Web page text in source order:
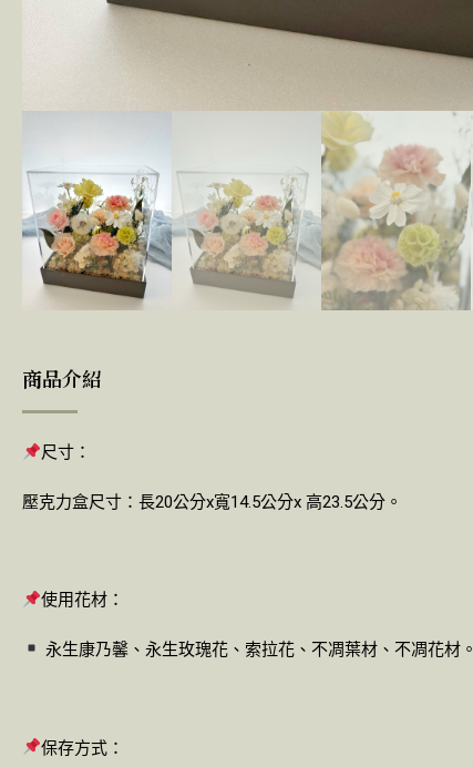
商品介紹
尺寸：
壓克力盒尺寸：長20公分x寬14.5公分x 高23.5公分。
使用花材：
永生康乃馨、永生玫瑰花、索拉花、不凋葉材、不凋花材。
保存方式：